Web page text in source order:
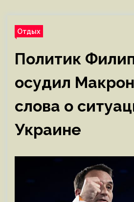
Отдых
Политик
осудил
слова о
Украине